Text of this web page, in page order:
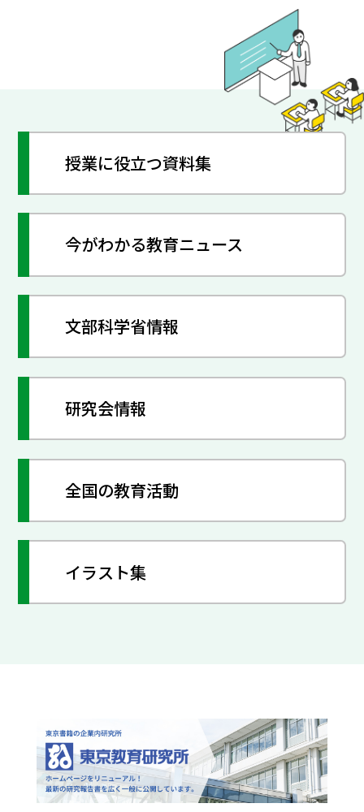
授業に役立つ資料集
今がわかる教育ニュース
文部科学省情報
研究会情報
全国の教育活動
イラスト集